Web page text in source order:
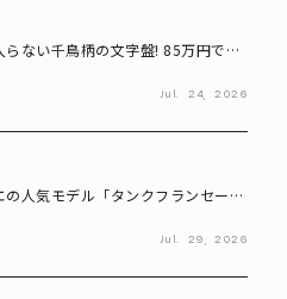
らない千鳥柄の文字盤! 85万円で買
Jul. 24, 2026
の人気モデル「タンクフランセー
Jul. 29, 2026